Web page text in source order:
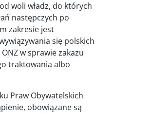
woli władz, do których
następczych po
zakresie jest
się polskich
w sprawie zakazu
traktowania albo
Praw Obywatelskich
obowiązane są